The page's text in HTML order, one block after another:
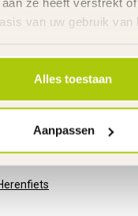
van uw gebruik van
Alles toestaan
Aanpassen
Aluminium
Metaal - zilver
Verstelbaar
Verstelbaar
16 kg
2 Jaar m.u.v.